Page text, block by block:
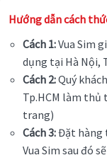
Hướng dẫn cách
Cách 1:Vua Sim
dụng tại Hà Nội,
Cách 2:Quý
Tp.HCM làm thủ
trang)
Cách 3:Đặt hàng
Vua Sim sau đó